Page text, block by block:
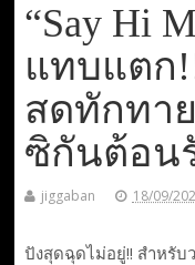
“Say Hi
แทบแตก
สดทักทา
ซิกันต้อน
jiggaban 18/09/
ปังสุดฉุดไม่อยู่!! สำหรับว